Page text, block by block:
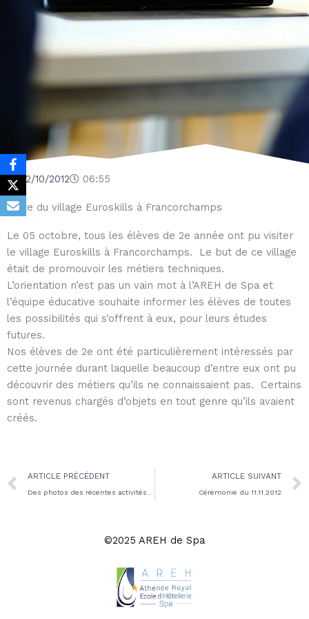
22/10/2012 06:55
Visite du village Euroskills à Francorchamps
Le 05 octobre, tous les élèves de 2e année ont pu visiter
le village Euroskills à Francorchamps. Le but de ce village
était de promouvoir les métiers techniques.
L’orientation n’est pas un vain mot à l’AREH de Spa et
l’équipe éducative souhaite informer les élèves de toutes
les possibilités qui s’offrent à eux, pour leurs études
futures.
Nos élèves de 2e ont été particulièrement intéressés par
cette journée durant laquelle beaucoup d’entre eux ont pu
découvrir des métiers qu’ils ne connaissaient pas. Certains
sont revenus chargés d’objets en tout genre qu’ils avaient
créés.
Prev
ARTICLE PRÉCÉDENT ARTICLE SUIVANT
Cérémonie du 11.11.2012
©2025 AREH de Spa